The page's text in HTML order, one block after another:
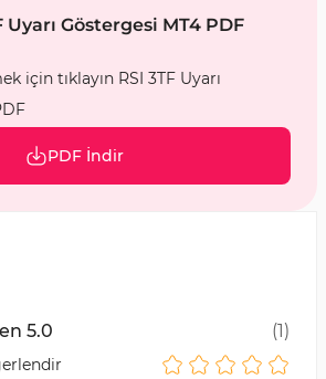
Uyarı Göstergesi MT4 PDF
için tıklayın RSI 3TF Uyarı
PDF İndir
5.0 (1)